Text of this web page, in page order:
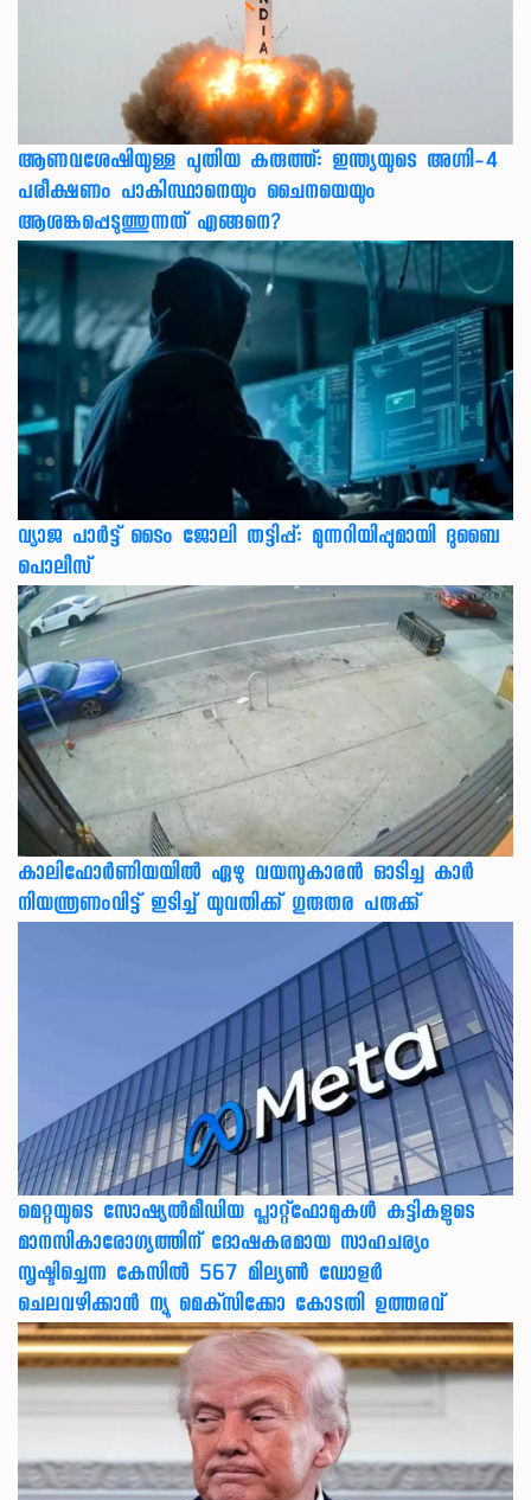
ആണവശേഷിയുള്ള പുതിയ കരുത്ത്: ഇന്ത്യയുടെ അഗ്നി-4
പരീക്ഷണം പാകിസ്ഥാനെയും ചൈനയെയും
ആശങ്കപ്പെടുത്തുന്നത് എങ്ങനെ?
വ്യാജ പാർട്ട് ടൈം ജോലി തട്ടിപ്പ്: മുന്നറിയിപ്പുമായി ദുബൈ
പൊലീസ്
കാലിഫോര്‍ണിയയില്‍ ഏഴു വയസുകാരന്‍ ഓടിച്ച കാര്‍
നിയന്ത്രണംവിട്ട് ഇടിച്ച് യുവതിക്ക് ഗുരുതര പരുക്ക്
മെറ്റയുടെ സോഷ്യല്‍മീഡിയ പ്ലാറ്റ്‌ഫോമുകള്‍ കുട്ടികളുടെ
മാനസികാരോഗ്യത്തിന് ദോഷകരമായ സാഹചര്യം
സൃഷ്ടിച്ചെന്ന കേസില്‍ 567 മില്യണ്‍ ഡോളര്‍
ചെലവഴിക്കാന്‍ ന്യൂ മെക്‌സിക്കോ കോടതി ഉത്തരവ്